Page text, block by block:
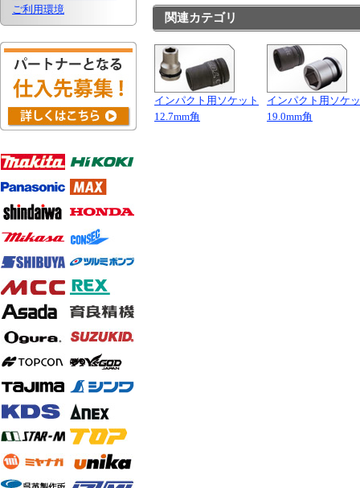
ご利用環境
関連カテゴリ
インパクト用ソケット
12.7mm角
インパクト用ソケ
19.0mm角